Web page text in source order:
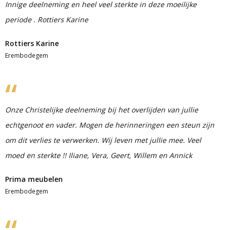
Innige deelneming en heel veel sterkte in deze moeilijke
periode . Rottiers Karine
Rottiers Karine
Erembodegem
Onze Christelijke deelneming bij het overlijden van jullie
echtgenoot en vader. Mogen de herinneringen een steun zijn
om dit verlies te verwerken. Wij leven met jullie mee. Veel
moed en sterkte !! Iliane, Vera, Geert, Willem en Annick
Prima meubelen
Erembodegem